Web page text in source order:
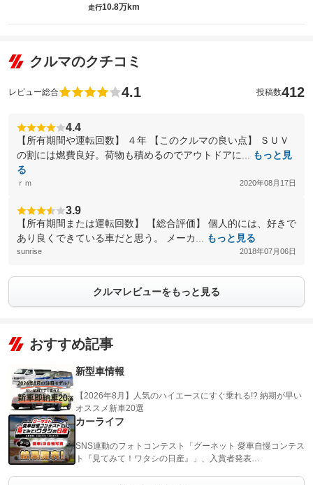
走行10.8万km
クルマのクチコミ
レビュー総合 4.1 投稿数412
4.4
【所有期間や運転回数】 ４年 【このクルマの良い点】 ＳＵＶ
の割には燃費良好。荷物も積めるのでアウトドアに...
もっと見
る
ｒｍ 2020年08月17日
3.9
【所有期間または運転回数】 【総合評価】 個人的には、好きで
あり良くできている車だと思う。 メーカ...
もっと見る
sunrise 2018年07月06日
クルマレビューをもっと見る
おすすめ記事
新型車情報
【2026年8月】人気のハイエースにすぐ乗れる!? 納期が早い
オススメ新車20選
カーライフ
SNS連動のフォトコンテスト「グーネット 愛車自慢コンテス
ト『見てみて！ワタシの日産』」、入賞者発表…